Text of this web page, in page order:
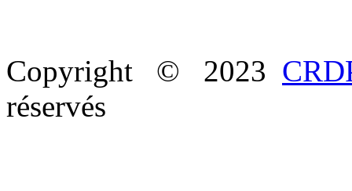
Copyright © 2023
réservés